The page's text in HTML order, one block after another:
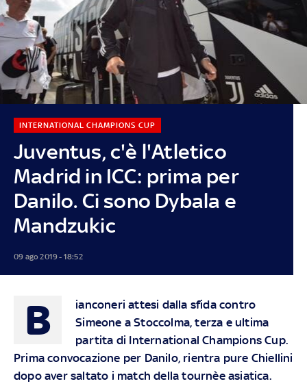
Juventus, c'è l'Atletico
Madrid in ICC: prima per
Danilo. Ci sono Dybala e
Mandzukic
INTERNATIONAL CHAMPIONS CUP
09 ago 2019 - 18:52
B
ianconeri attesi dalla sfida contro
Simeone a Stoccolma, terza e ultima
partita di International Champions Cup.
Prima convocazione per Danilo, rientra pure Chiellini
dopo aver saltato i match della tournèe asiatica.